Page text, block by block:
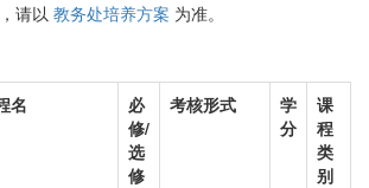
请以 教务处培养方案 为准。
名
必
修/
选
修
考核形式
学
分
课
程
类
别